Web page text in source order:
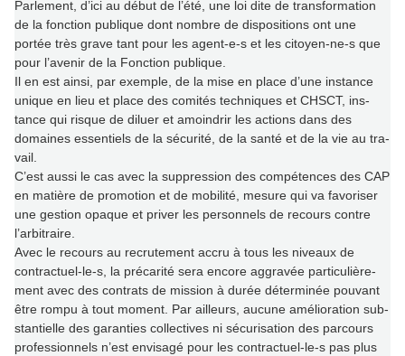
Parlement, d’ici au début de l’été, une loi dite de trans­for­ma­tion
de la fonc­tion publi­que dont nombre de dis­po­si­tions ont une
portée très grave tant pour les agent-e-s et les citoyen-ne-s que
pour l’avenir de la Fonction publi­que.
Il en est ainsi, par exem­ple, de la mise en place d’une ins­tance
unique en lieu et place des comi­tés tech­ni­ques et CHSCT, ins­
tance qui risque de diluer et amoin­drir les actions dans des
domai­nes essen­tiels de la sécu­rité, de la santé et de la vie au tra­
vail.
C’est aussi le cas avec la sup­pres­sion des com­pé­ten­ces des CAP
en matière de pro­mo­tion et de mobi­lité, mesure qui va favo­ri­ser
une ges­tion opaque et priver les per­son­nels de recours contre
l’arbi­traire.
Avec le recours au recru­te­ment accru à tous les niveaux de
contrac­tuel-le-s, la pré­ca­rité sera encore aggra­vée par­ti­cu­liè­re­
ment avec des contrats de mis­sion à durée déter­mi­née pou­vant
être rompu à tout moment. Par ailleurs, aucune amé­lio­ra­tion sub­
stan­tielle des garan­ties col­lec­ti­ves ni sécu­ri­sa­tion des par­cours
pro­fes­sion­nels n’est envi­sagé pour les contrac­tuel-le-s pas plus